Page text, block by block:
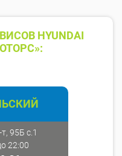
HYUNDAI
95Б с.1
22:00